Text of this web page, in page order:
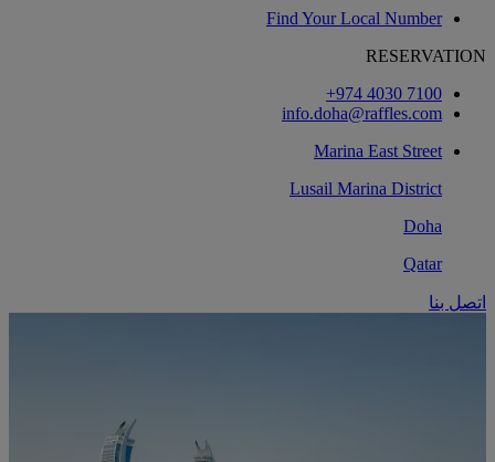
Find Your Local Number
RESERVATION
‎+974 4030 7100‏
info.doha@raffles.com
Marina East Street
Lusail Marina District
Doha
Qatar
اتصل بنا